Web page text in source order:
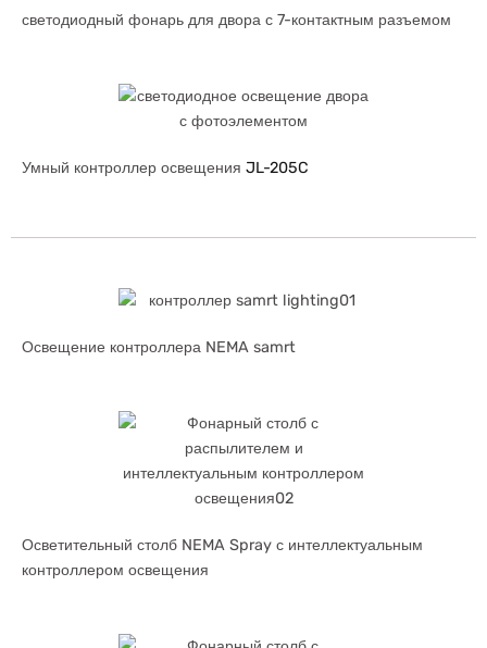
светодиодный фонарь для двора с 7-контактным разъемом
Умный контроллер освещения JL-205C
Освещение контроллера NEMA samrt
Осветительный столб NEMA Spray с интеллектуальным
контроллером освещения